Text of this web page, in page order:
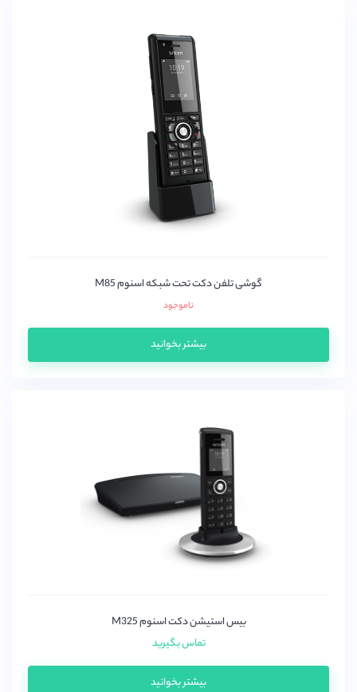
گوشی تلفن دکت تحت شبکه اسنوم M85
ناموجود
بیشتر بخوانید
بیس استیشن دکت اسنوم M325
تماس بگیرید
بیشتر بخوانید